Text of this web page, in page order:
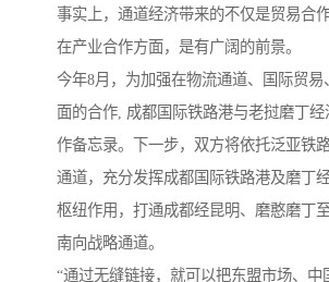
事实上，通道经济带来的不仅是贸易合
在产业合作方面，是有广阔的前景。
今年8月，为加强在物流通道、国际贸易
面的合作, 成都国际铁路港与老挝磨丁
作备忘录。下一步，双方将依托泛亚铁
通道，充分发挥成都国际铁路港及磨丁
枢纽作用，打通成都经昆明、磨憨磨丁
南向战略通道。
“通过无缝链接，就可以把东盟市场、中